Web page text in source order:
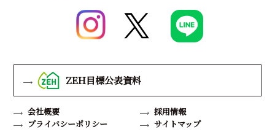
ZEH目標公表資料
会社概要
採用情報
プライバシーポリシー
サイトマップ